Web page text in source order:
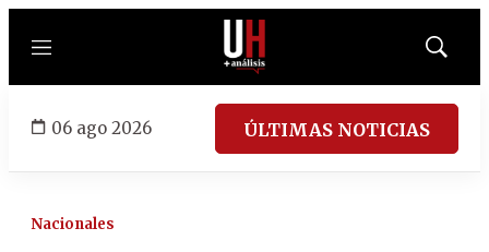
Menú
Mostrar
06 ago 2026 ÚLTIMAS NOTICIAS
Nacionales